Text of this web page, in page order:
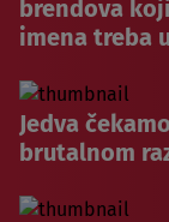
brendova
imena treba
Jedva
brutalnom